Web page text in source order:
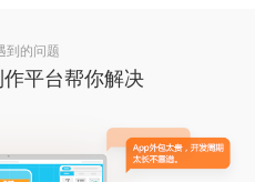
到的问题
平台帮你解决